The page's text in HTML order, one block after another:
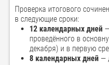
Проверка итогового
в следующие сроки:
12 календарных дней
проведённого в
декабря) и в первую
8 календарных дней —